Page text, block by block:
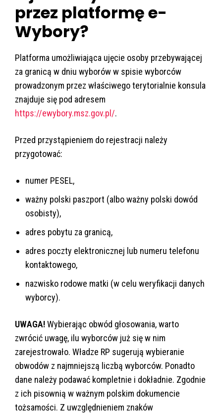
przez platformę e-
Wybory?
Platforma umożliwiająca ujęcie osoby przebywającej
za granicą w dniu wyborów w spisie wyborców
prowadzonym przez właściwego terytorialnie konsula
znajduje się pod adresem
https://ewybory.msz.gov.pl/.
Przed przystąpieniem do rejestracji należy
przygotować:
numer PESEL,
ważny polski paszport (albo ważny polski dowód
osobisty),
adres pobytu za granicą,
adres poczty elektronicznej lub numeru telefonu
kontaktowego,
nazwisko rodowe matki (w celu weryfikacji danych
wyborcy).
UWAGA!Wybierając obwód głosowania, warto
zwrócić uwagę, ilu wyborców już się w nim
zarejestrowało. Władze RP sugerują wybieranie
obwodów z najmniejszą liczbą wyborców. Ponadto
dane należy podawać kompletnie i dokładnie. Zgodnie
z ich pisownią w ważnym polskim dokumencie
tożsamości. Z uwzględnieniem znaków